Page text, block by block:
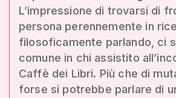
L’impressione di trovarsi di
persona perennemente in
filosoficamente parlando, ci
comune in chi assistito
Caffè dei Libri. Più che di
forse si potrebbe parlare di